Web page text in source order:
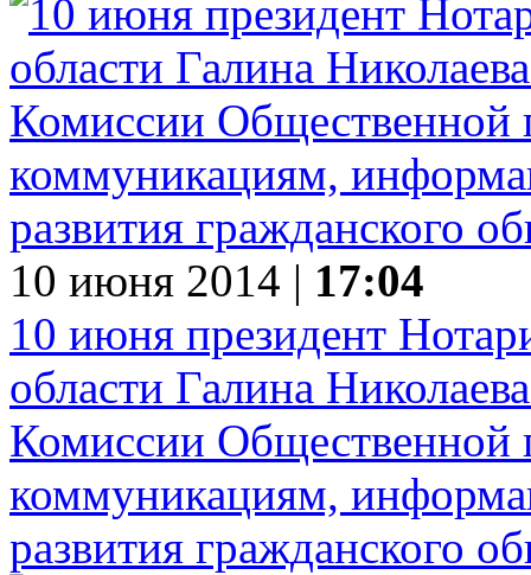
10 июня 2014 | 17:04
10 июня президент
области Галина
Комиссии Общественной
коммуникациям,
развития гражданского